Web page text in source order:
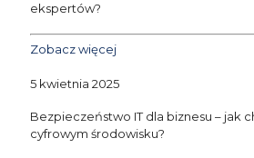
ekspertów?
Zobacz więcej
5 kwietnia 2025
Bezpieczeństwo IT dla biznesu – jak
cyfrowym środowisku?